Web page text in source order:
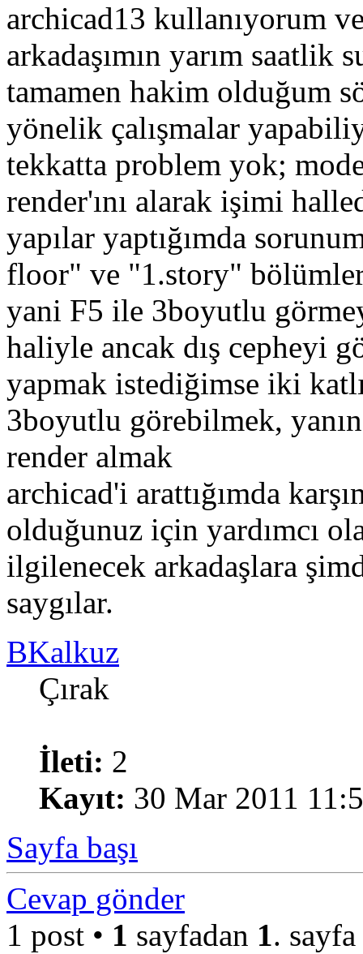
archicad13 kullanıyorum
arkadaşımın yarım saatlik
tamamen hakim olduğum
yönelik çalışmalar
tekkatta problem yok;
render'ını alarak işimi
yapılar yaptığımda
floor" ve "1.story"
yani F5 ile 3boyutlu
haliyle ancak dış cepheyi
yapmak istediğimse iki
3boyutlu görebilmek,
render almak
archicad'i arattığımda
olduğunuz için yardımcı
ilgilenecek arkadaşlara
saygılar.
BKalkuz
Çırak
İleti: 2
Kayıt: 30 Mar 2011
Sayfa başı
Cevap gönder
1 post • 1 sayfadan 1. sayfa